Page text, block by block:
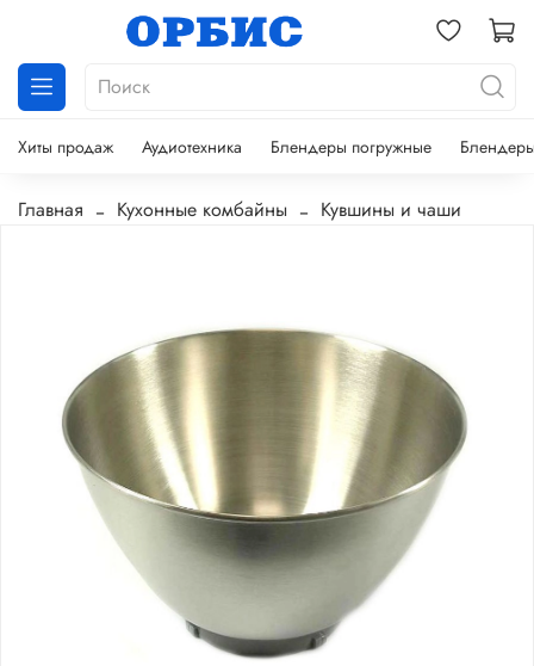
Хиты продаж Аудиотехника Блендеры погружные
Главная Кухонные комбайны Кувшины и чаши